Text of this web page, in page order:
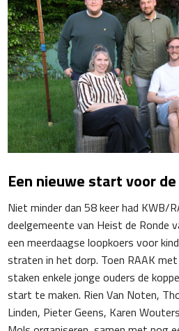
Een nieuwe start voor
Niet minder dan 58 keer had KWB/
deelgemeente van Heist de Ronde
een meerdaagse loopkoers voor
straten in het dorp. Toen RAAK
staken enkele jonge ouders de
start te maken. Rien Van Noten,
Linden, Pieter Geens, Karen